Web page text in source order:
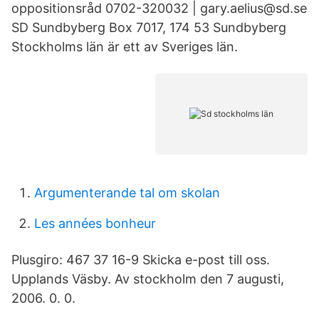
oppositionsråd 0702-320032 | gary.aelius@sd.se
SD Sundbyberg Box 7017, 174 53 Sundbyberg
Stockholms län är ett av Sveriges län.
Argumenterande tal om skolan
Les années bonheur
Plusgiro: 467 37 16-9 Skicka e-post till oss.
Upplands Väsby. Av stockholm den 7 augusti,
2006. 0. 0.